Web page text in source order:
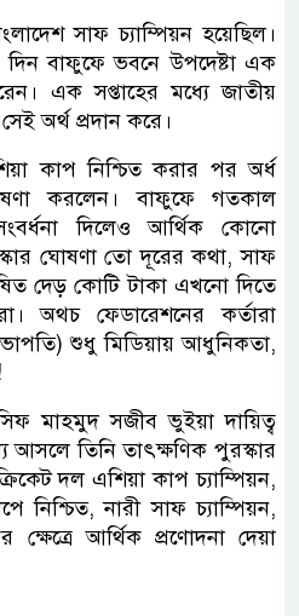
সাফ চ্যাম্পিয়ন হয়েছিল।
দিন বাফুফে ভবনে উপদেষ্টা এক
এক সপ্তাহের মধ্যে জাতীয়
অর্থ প্রদান করে।
কাপ নিশ্চিত করার পর অর্ধ
করলেন। বাফুফে গতকাল
দিলেও আর্থিক কোনো
ঘোষণা তো দূরের কথা, সাফ
দেড় কোটি টাকা এখনো দিতে
অথচ ফেডারেশনের কর্তারা
শুধু মিডিয়ায় আধুনিকতা,
মাহমুদ সজীব ভুইয়া দায়িত্ব
আসলে তিনি তাৎক্ষণিক পুরস্কার
দল এশিয়া কাপ চ্যাম্পিয়ন,
নিশ্চিত, নারী সাফ চ্যাম্পিয়ন,
ক্ষেত্রে আর্থিক প্রণোদনা দেয়া